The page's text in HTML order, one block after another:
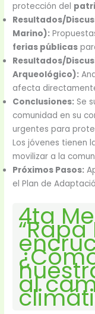
protección del
Resultados/
Marino):
ferias públicas
Resultados/
Arqueológico):
afecta
Conclusiones: Se
comunidad en su
urgentes para
Los jóvenes tienen
movilizar a la
Próximos Pasos:
el Plan de
4ta
al